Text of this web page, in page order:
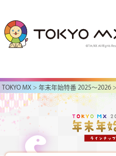
TOKYO MX >年末年始特番 2025～2026